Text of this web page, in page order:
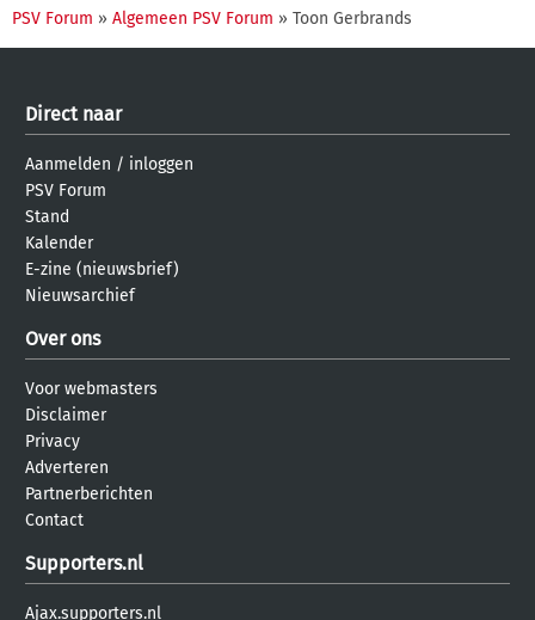
PSV Forum » Algemeen PSV Forum » Toon Gerbrands
Direct naar
Aanmelden / inloggen
PSV Forum
Stand
Kalender
E-zine (nieuwsbrief)
Nieuwsarchief
Over ons
Voor webmasters
Disclaimer
Privacy
Adverteren
Partnerberichten
Contact
Supporters.nl
Ajax.supporters.nl